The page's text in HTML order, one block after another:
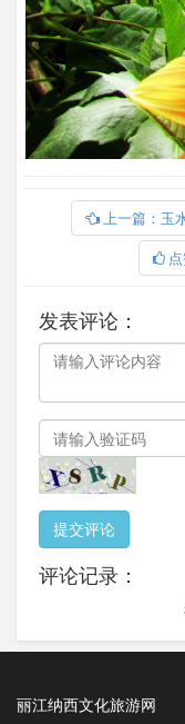
上一篇：玉
发表评论：
提交评论
评论记录：
丽江纳西文化旅游网